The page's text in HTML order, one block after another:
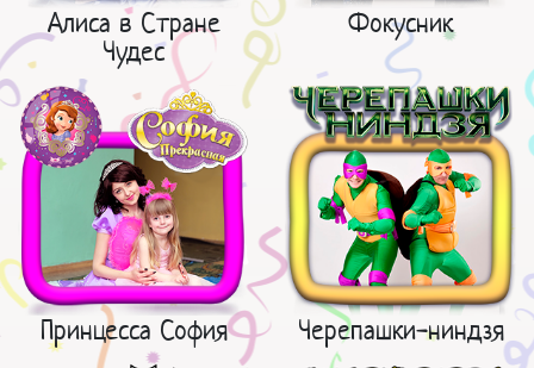
Алиса в Стране
Чудес
Фокусник
Принцесса София Черепашки-ниндзя